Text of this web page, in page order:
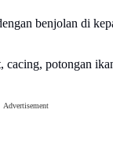
benjolan di
potongan
Advertisement